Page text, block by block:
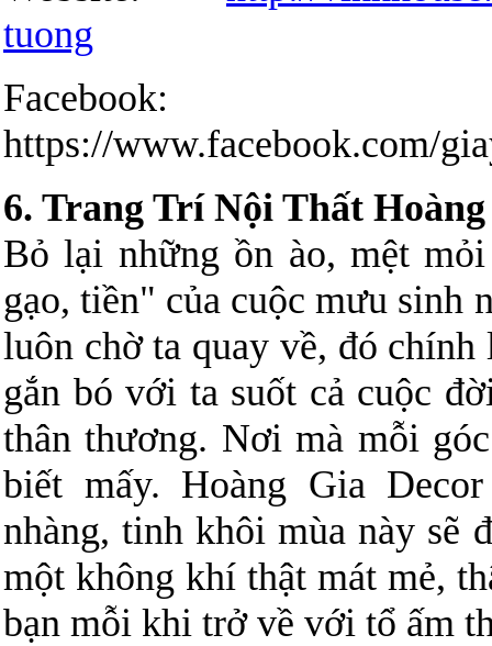
tuong
Facebook:
https://www.facebook.com/
6. Trang Trí Nội Thất
Bỏ lại những ồn ào, mệt
gạo, tiền" của cuộc mưu sinh
luôn chờ ta quay về, đó
gắn bó với ta suốt cả cuộc
thân thương. Nơi mà mỗi
biết mấy. Hoàng Gia
nhàng, tinh khôi mùa này sẽ
một không khí thật mát mẻ,
bạn mỗi khi trở về với tổ ấm